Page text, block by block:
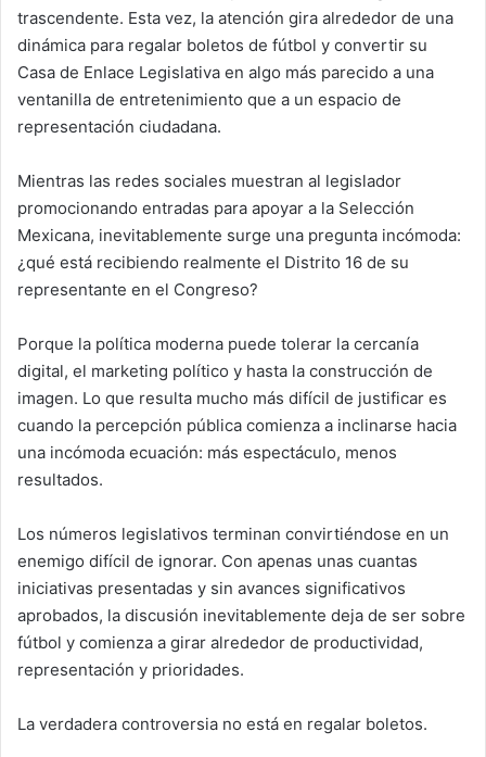
trascendente. Esta vez, la atención gira alrededor de una
dinámica para regalar boletos de fútbol y convertir su
Casa de Enlace Legislativa en algo más parecido a una
ventanilla de entretenimiento que a un espacio de
representación ciudadana.
Mientras las redes sociales muestran al legislador
promocionando entradas para apoyar a la Selección
Mexicana, inevitablemente surge una pregunta incómoda:
¿qué está recibiendo realmente el Distrito 16 de su
representante en el Congreso?
Porque la política moderna puede tolerar la cercanía
digital, el marketing político y hasta la construcción de
imagen. Lo que resulta mucho más difícil de justificar es
cuando la percepción pública comienza a inclinarse hacia
una incómoda ecuación: más espectáculo, menos
resultados.
Los números legislativos terminan convirtiéndose en un
enemigo difícil de ignorar. Con apenas unas cuantas
iniciativas presentadas y sin avances significativos
aprobados, la discusión inevitablemente deja de ser sobre
fútbol y comienza a girar alrededor de productividad,
representación y prioridades.
La verdadera controversia no está en regalar boletos.